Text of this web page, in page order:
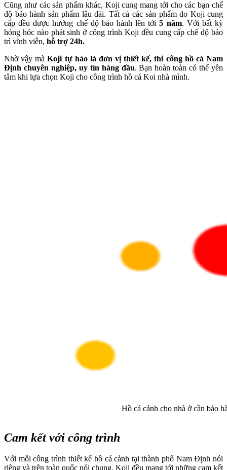
Cũng như các sản phẩm khác, Koji cung mang tới cho các bạn chế
độ bảo hành sản phẩm lâu dài. Tất cả các sản phẩm do Koji cung
cấp đều được hưởng chế độ bảo hành lên tới5 năm. Với bất kỳ
hỏng hóc nào phát sinh ở công trình Koji đều cung cấp chế độ bảo
trì vĩnh viễn, hỗ trợ 24h.
Nhờ vậy màKoji tự hào là đơn vị thiết kế, thi công hồ cá Nam
Định chuyên nghiệp, uy tín hàng đầu. Bạn hoàn toàn có thể yên
tâm khi lựa chọn Koji cho công trình hồ cá Koi nhà mình.
Hồ cá cảnh cho nhà ở cần bảo
Cam kết với công trình
Với mỗi công trình thiết kế hồ cá cảnh tại thành phố Nam Định nói
riêng và trên toàn quốc nói chung, Koji đều mang tới những cam kết